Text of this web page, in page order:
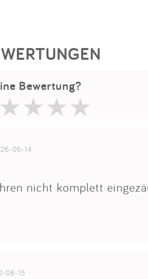
Bewertung?
06-14
nicht komplett
08-15